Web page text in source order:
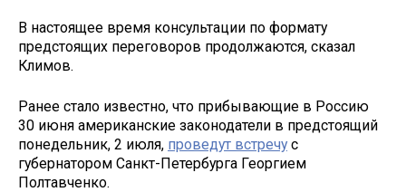
В настоящее время консультации по формату
предстоящих переговоров продолжаются, сказал
Климов.
Ранее стало известно, что прибывающие в Россию
30 июня американские законодатели в предстоящий
понедельник, 2 июля, проведут встречу с
губернатором Санкт-Петербурга Георгием
Полтавченко.